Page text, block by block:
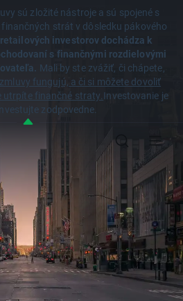
sú zložité nástroje a sú spojené s
strát v dôsledku pákového
retailových investorov dochádza k
s finančnými rozdielovými
Mali by ste zvážiť, či chápete,
fungujú, a či si môžete dovoliť
utrpíte finančné straty.Investovanie je
zodpovedne.